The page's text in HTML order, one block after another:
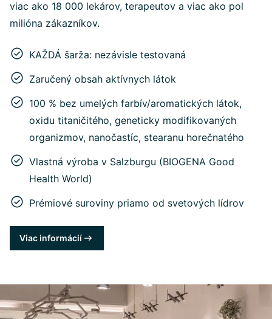
viac ako 18 000 lekárov, terapeutov a viac ako pol
milióna zákazníkov.
KAŽDÁ šarža: nezávisle testovaná
Zaručený obsah aktívnych látok
100 % bez umelých farbív/aromatických látok,
oxidu titaničitého, geneticky modifikovaných
organizmov, nanočastíc, stearanu horečnatého
Vlastná výroba v Salzburgu (BIOGENA Good
Health World)
Prémiové suroviny priamo od svetových lídrov
Viac informácií